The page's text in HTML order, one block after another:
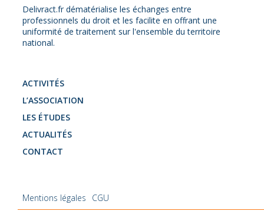
Delivract.fr dématérialise les échanges entre
professionnels du droit et les facilite en offrant une
uniformité de traitement sur l'ensemble du territoire
national.
ACTIVITÉS
L’ASSOCIATION
LES ÉTUDES
ACTUALITÉS
CONTACT
Mentions légales CGU